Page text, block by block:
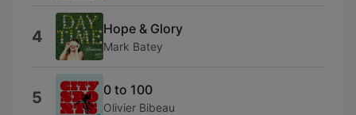
4 Hope & Glory
Mark Batey
5 0 to 100
Olivier Bibeau